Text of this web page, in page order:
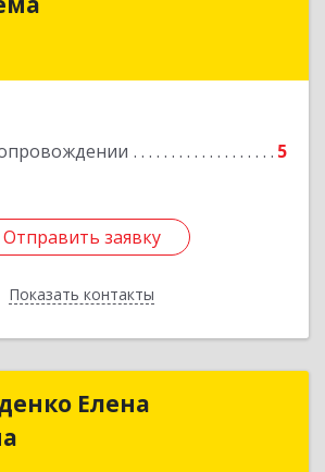
5
Отправить заявку
Показать контакты
АО, Ноябрьск г, 60 лет
Отправить заявку
Назад
Елена
ИП Свириденко Елена